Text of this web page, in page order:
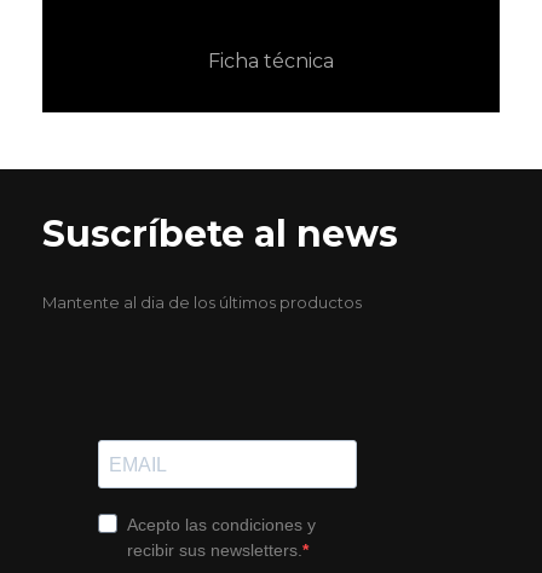
Ficha técnica
Suscríbete al news
Mantente al dia de los últimos productos